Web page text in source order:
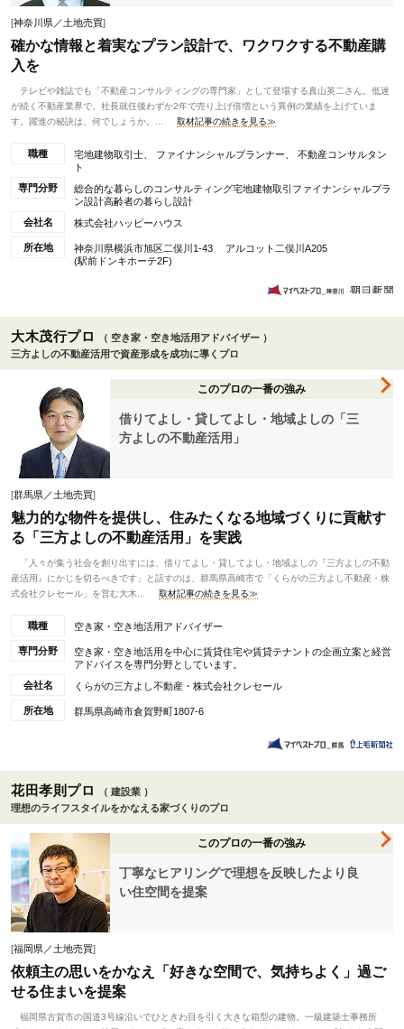
[神奈川県／土地売買]
確かな情報と着実なプラン設計で、ワクワクする不動産購
入を
テレビや雑誌でも「不動産コンサルティングの専門家」として登場する真山英二さん。低迷
が続く不動産業界で、社長就任後わずか2年で売り上げ倍増という異例の業績を上げていま
す。躍進の秘訣は、何でしょうか。...
取材記事の続きを見る≫
職種
宅地建物取引士、 ファイナンシャルプランナー、 不動産コンサルタン
ト
専門分野
総合的な暮らしのコンサルティング宅地建物取引ファイナンシャルプラ
ン設計高齢者の暮らし設計
会社名
株式会社ハッピーハウス
所在地
神奈川県横浜市旭区二俣川1-43 アルコット二俣川A205
(駅前ドンキホーテ2F)
大木茂行プロ
（ 空き家・空き地活用アドバイザー ）
三方よしの不動産活用で資産形成を成功に導くプロ
このプロの一番の強み
借りてよし・貸してよし・地域よしの「三
方よしの不動産活用」
[群馬県／土地売買]
魅力的な物件を提供し、住みたくなる地域づくりに貢献す
る「三方よしの不動産活用」を実践
「人々が集う社会を創り出すには、借りてよし・貸してよし・地域よしの『三方よしの不動
産活用』にかじを切るべきです」と話すのは、群馬県高崎市で「くらがの三方よし不動産・株
式会社クレセール」を営む大木...
取材記事の続きを見る≫
職種 空き家・空き地活用アドバイザー
専門分野
空き家・空き地活用を中心に賃貸住宅や賃貸テナントの企画立案と経営
アドバイスを専門分野としています。
会社名
くらがの三方よし不動産・株式会社クレセール
所在地 群馬県高崎市倉賀野町1807-6
花田孝則プロ
（ 建設業 ）
理想のライフスタイルをかなえる家づくりのプロ
このプロの一番の強み
丁寧なヒアリングで理想を反映したより良
い住空間を提案
[福岡県／土地売買]
依頼主の思いをかなえ「好きな空間で、気持ちよく」過ご
せる住まいを提案
福岡県古賀市の国道3号線沿いでひときわ目を引く大きな箱型の建物。一級建築士事務所